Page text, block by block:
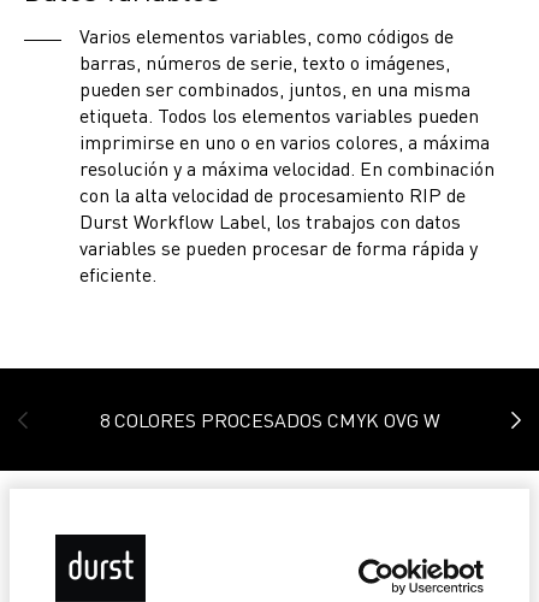
Varios elementos variables, como códigos de
barras, números de serie, texto o imágenes,
pueden ser combinados, juntos, en una misma
etiqueta. Todos los elementos variables pueden
imprimirse en uno o en varios colores, a máxima
resolución y a máxima velocidad. En combinación
con la alta velocidad de procesamiento RIP de
Durst Workflow Label, los trabajos con datos
variables se pueden procesar de forma rápida y
eficiente.
8 COLORES PROCESADOS CMYK OVG W